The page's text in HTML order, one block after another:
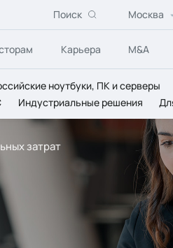
Поиск Москва
Карьера M&A
ноутбуки, ПК и серверы
Индустриальные решения
затрат